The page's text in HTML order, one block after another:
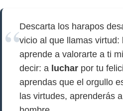
Descarta los harapos
vicio al que llamas virtud:
aprende a valorarte a ti
decir: a luchar por tu
aprendas que el orgullo
las virtudes, aprenderás